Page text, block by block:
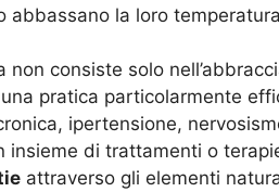
abbassano la loro
non consiste solo
pratica particolarmente
ipertensione,
insieme di trattamenti o
attraverso gli elementi